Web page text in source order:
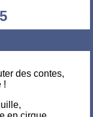
des contes,
!